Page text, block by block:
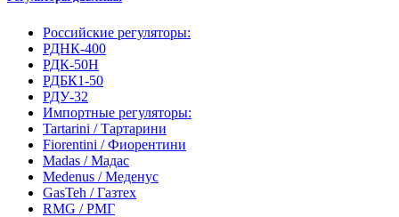
Российские регуляторы:
РДНК-400
РДК-50Н
РДБК1-50
РДУ-32
Импортные регуляторы:
Tartarini / Тартарини
Fiorentini / Фиорентини
Madas / Мадас
Medenus / Меденус
GasTeh / Газтех
RMG / РМГ